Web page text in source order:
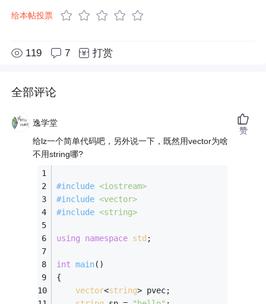
给本帖投票
119 7 打赏
全部评论
逸学堂
给lz一个简单代码吧，另外说一下，既然用vector为啥
不用string哪?
#include <iostream>
#include <vector>
#include <string>
using namespace std ;
int main()
{
vector<string> pvec;
赞